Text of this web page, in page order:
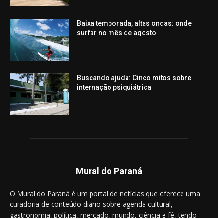
Baixa temporada, altas ondas: onde
surfar no mês de agosto
Buscando ajuda: Cinco mitos sobre
internação psiquiátrica
Mural do Paraná
O Mural do Paraná é um portal de notícias que oferece uma
curadoria de conteúdo diário sobre agenda cultural,
gastronomia, política, mercado, mundo, ciência e fé, tendo